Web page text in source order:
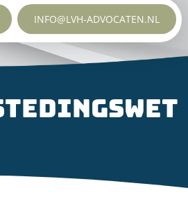
INFO@LVH-ADVOCATEN.NL